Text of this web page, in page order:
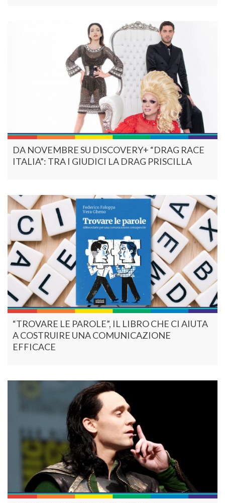
DA NOVEMBRE SU DISCOVERY+ “DRAG RACE
ITALIA”: TRA I GIUDICI LA DRAG PRISCILLA
“TROVARE LE PAROLE”, IL LIBRO CHE CI AIUTA
A COSTRUIRE UNA COMUNICAZIONE
EFFICACE